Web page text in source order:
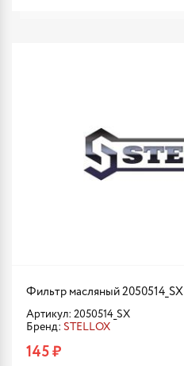
Фильтр масляный 2050514_SX
Артикул: 2050514_SX
Бренд: STELLOX
145 ₽